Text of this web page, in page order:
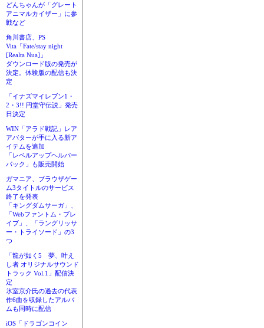
どんちゃんが「グレート
アニマルカイザー」に参
戦など
角川書店、PS
Vita「Fate/stay night
[Realta Nua]」
ダウンロード版の発売が
決定。体験版の配信も決
定
「イナズマイレブン1・
2・3!! 円堂守伝説」発売
日決定
WIN「アラド戦記」レア
アバターが手に入る新ア
イテムを追加
「レベルアップヘルパー
パック」も販売開始
ガマニア、ブラウザゲー
ム3タイトルのサービス
終了を発表
「キングダムサーガ」、
「Webファントム・ブレ
イブ」、「ラングリッサ
ー・トライソード」の3
つ
「龍が如く5 夢、叶え
し者 オリジナルサウンド
トラック Vol.1」配信決
定
氷室京介氏の過去の代表
作6曲を収録したアルバ
ムも同時に配信
iOS「ドラゴンコイン